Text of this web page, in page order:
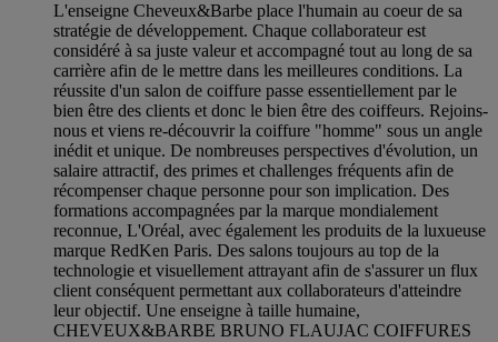
L'enseigne Cheveux&Barbe place l'humain au coeur de sa
stratégie de développement. Chaque collaborateur est
considéré à sa juste valeur et accompagné tout au long de sa
carrière afin de le mettre dans les meilleures conditions. La
réussite d'un salon de coiffure passe essentiellement par le
bien être des clients et donc le bien être des coiffeurs. Rejoins-
nous et viens re-découvrir la coiffure "homme" sous un angle
inédit et unique. De nombreuses perspectives d'évolution, un
salaire attractif, des primes et challenges fréquents afin de
récompenser chaque personne pour son implication. Des
formations accompagnées par la marque mondialement
reconnue, L'Oréal, avec également les produits de la luxueuse
marque RedKen Paris. Des salons toujours au top de la
technologie et visuellement attrayant afin de s'assurer un flux
client conséquent permettant aux collaborateurs d'atteindre
leur objectif. Une enseigne à taille humaine,
CHEVEUX&BARBE BRUNO FLAUJAC COIFFURES